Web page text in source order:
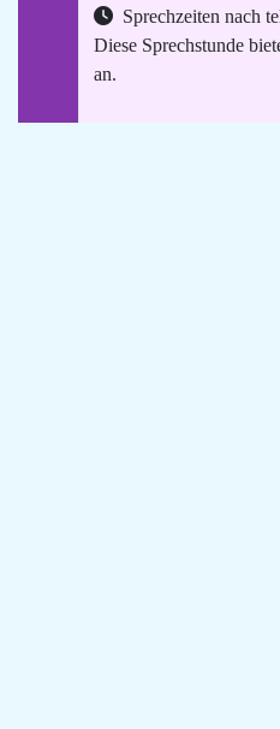
Sprechzeiten nach
Diese Sprechstunde
an.